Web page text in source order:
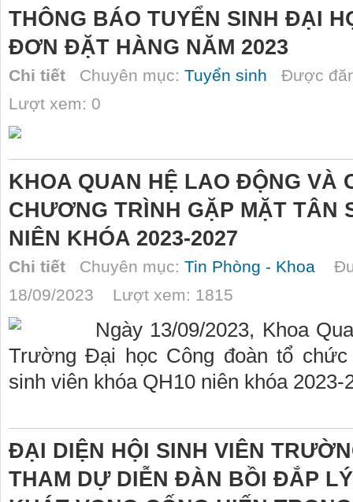
THÔNG BÁO TUYỂN SINH ĐẠI
ĐƠN ĐẶT HÀNG NĂM 2023
Chi tiết Chuyên mục: Tuyển sinh Được
Lượt xem: 0
KHOA QUAN HỆ LAO ĐỘNG VÀ
CHƯƠNG TRÌNH GẶP MẶT TÂN
NIÊN KHÓA 2023-2027
Chi tiết Chuyên mục: Tin Phòng - Khoa
18/09/2023 Lượt xem: 1815
Ngày 13/09/2023, Khoa
Trường Đại học Công đoàn tổ
sinh viên khóa QH10 niên khóa 2023-
ĐẠI DIỆN HỘI SINH VIÊN
THAM DỰ DIỄN ĐÀN BỒI ĐẮP